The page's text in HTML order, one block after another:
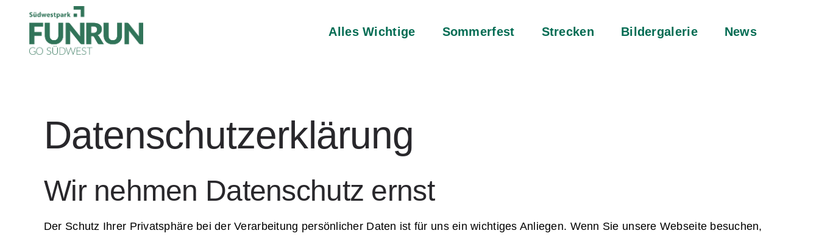
springen
Alles Wichtige Sommerfest Strecken Bildergalerie News
Datenschutzerklärung
Wir nehmen Datenschutz ernst
Der Schutz Ihrer Privatsphäre bei der Verarbeitung persönlicher Daten ist für uns ein wichtiges Anliegen. Wenn Sie unsere Webseite besuchen,